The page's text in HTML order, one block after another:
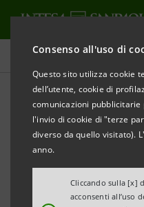
Consenso all'uso di
Questo sito utilizza cookie
dell’utente, cookie di
comunicazioni pubblicitarie
l'invio di cookie di "terze
diverso da quello visitato).
anno.
Cliccando sulla [x]
acconsenti all’uso
Tutti gli eventi sostenuti dalla
CULTURA
Giornata